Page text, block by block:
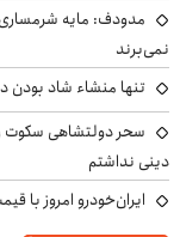
مدودف: مایه شرمساری
نمی‌برند
تنها منشاء شاد
سحر دولتشاهی سکوت
دینی نداشتم
ایران‌خودرو امروز با